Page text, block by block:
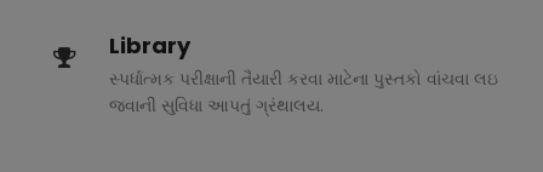
Library
સ્પર્ધાત્મક પરીક્ષાની તૈયારી કરવા માટેના પુસ્તકો વાંચવા લઇ
જવાની સુવિધા આપતું ગ્રંથાલય.